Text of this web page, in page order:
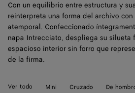
Con un equilibrio entre estructura y
reinterpreta una forma del archivo
atemporal. Confeccionado
napa Intrecciato, despliega su silueta
espacioso interior sin forro que
de la firma.
Ver todo Mini Cruzado De